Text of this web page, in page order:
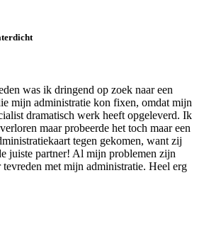
was ik dringend op zoek naar een
mijn administratie kon fixen, omdat mijn
dramatisch werk heeft opgeleverd. Ik
maar probeerde het toch maar een
tegen gekomen, want zij
juiste partner! Al mijn problemen zijn
met mijn administratie. Heel erg